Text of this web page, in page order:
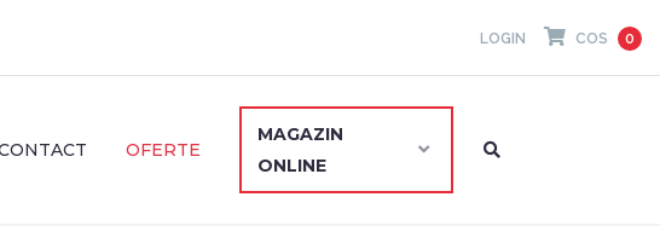
LOGIN COS 0
OFERTE
MAGAZIN
ONLINE